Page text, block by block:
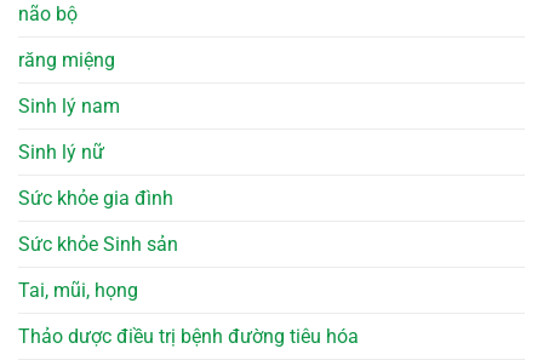
não bộ
răng miệng
Sinh lý nam
Sinh lý nữ
Sức khỏe gia đình
Sức khỏe Sinh sản
Tai, mũi, họng
Thảo dược điều trị bệnh đường tiêu hóa